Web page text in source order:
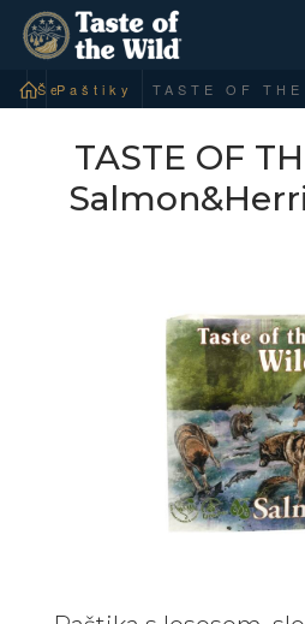
Šelmy psovité
Paštiky
TASTE OF